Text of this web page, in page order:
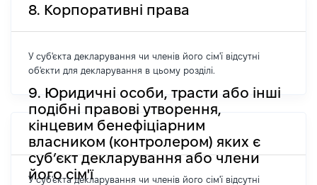
8. Корпоративні права
У суб'єкта декларування чи членів його сім'ї відсутні
об'єкти для декларування в цьому розділі.
9. Юридичні особи, трасти або інші
подібні правові утворення,
кінцевим бенефіціарним
власником (контролером) яких є
суб’єкт декларування або члени
його сім'ї
У суб'єкта декларування чи членів його сім'ї відсутні